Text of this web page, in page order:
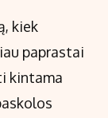
kiek
paprastai
kintama